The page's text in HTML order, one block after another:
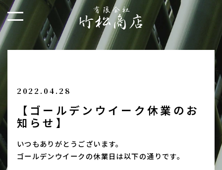
2022.04.28
【ゴールデンウイーク休業のお
知らせ】
いつもありがとうございます。
ゴールデンウイークの休業日は以下の通りです。